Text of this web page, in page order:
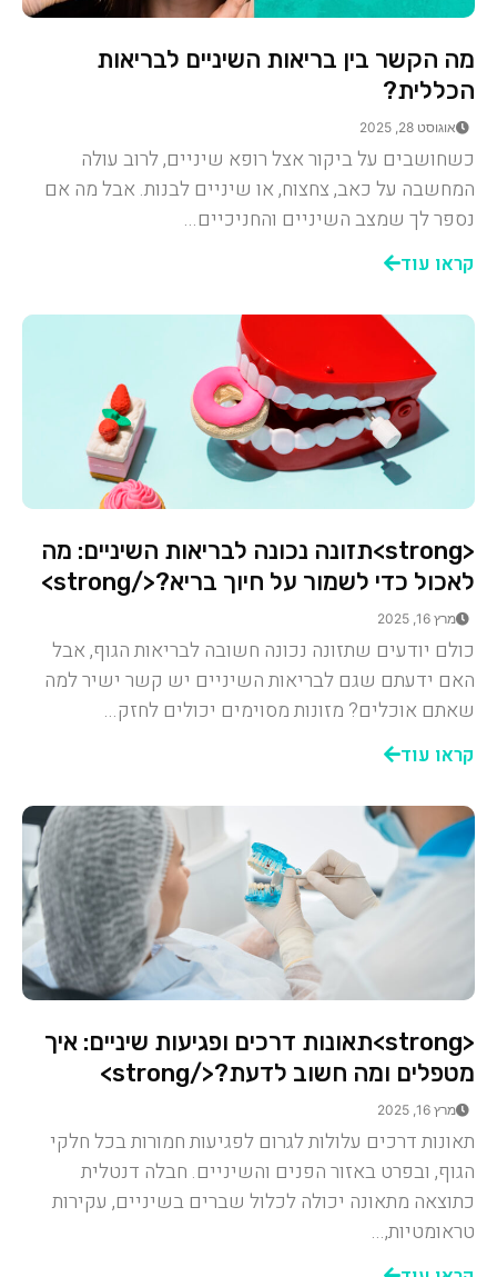
מה הקשר בין בריאות השיניים לבריאות
הכללית?
אוגוסט 28, 2025
כשחושבים על ביקור אצל רופא שיניים, לרוב עולה
המחשבה על כאב, צחצוח, או שיניים לבנות. אבל מה אם
נספר לך שמצב השיניים והחניכיים...
קראו עוד
<strong>תזונה נכונה לבריאות השיניים: מה
לאכול כדי לשמור על חיוך בריא?</strong>
מרץ 16, 2025
כולם יודעים שתזונה נכונה חשובה לבריאות הגוף, אבל
האם ידעתם שגם לבריאות השיניים יש קשר ישיר למה
שאתם אוכלים? מזונות מסוימים יכולים לחזק...
קראו עוד
<strong>תאונות דרכים ופגיעות שיניים: איך
מטפלים ומה חשוב לדעת?</strong>
מרץ 16, 2025
תאונות דרכים עלולות לגרום לפגיעות חמורות בכל חלקי
הגוף, ובפרט באזור הפנים והשיניים. חבלה דנטלית
כתוצאה מתאונה יכולה לכלול שברים בשיניים, עקירות
טראומטיות,...